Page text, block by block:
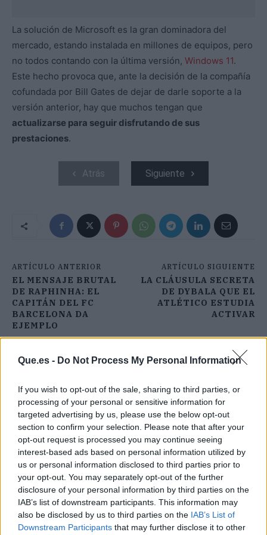
Que.es - Do Not Process My Personal Information
If you wish to opt-out of the sale, sharing to third parties, or
processing of your personal or sensitive information for
targeted advertising by us, please use the below opt-out
section to confirm your selection. Please note that after your
opt-out request is processed you may continue seeing
interest-based ads based on personal information utilized by
us or personal information disclosed to third parties prior to
your opt-out. You may separately opt-out of the further
disclosure of your personal information by third parties on the
IAB’s list of downstream participants. This information may
also be disclosed by us to third parties on the IAB’s List of
Downstream Participants that may further disclose it to other
La solución de Microsoft es la gran dominadora del
mercado, estando instalada en millones de equipos, pero
no todos contando con la última versión, Windows 11.
Este hecho provoca que, ante la decisión de la compañía
cofundada por Bill Gates de dejar de darle soporte a la
versión anterior, hay que muchos tengan que
actualizarse para seguir disfrutando de sus
prestaciones.
Atrás Siguiente
ARTÍCULO ANTERIOR
EL MENSAJE BRUTAL
DE RAPHINHA: EL
CAPITÁN DEL FC
BARCELONA DA
EJEMPLO
ARTÍCULO SIGUIENTE
LA CLÁUSULA SECRETA
DE DYBALA QUE EL
ATLÉTICO ESTUDIA
ACTIVAR